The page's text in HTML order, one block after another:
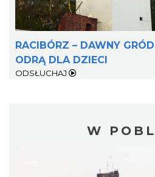
RACIBÓRZ – DAWNY
ODRĄ DLA DZIECI
ODSŁUCHAJ
W